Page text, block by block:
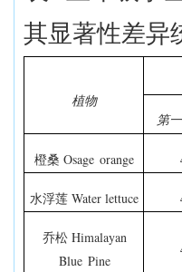
其显著性差异
植物
第
橙桑 Osage orange
水浮莲 Water lettuce
乔松 Himalayan
Blue Pine